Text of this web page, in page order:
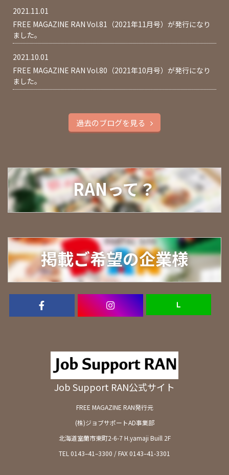
2021.11.01
FREE MAGAZINE RAN Vol.81（2021年11月号）が発行になり
ました。
2021.10.01
FREE MAGAZINE RAN Vol.80（2021年10月号）が発行になり
ました。
過去のブログを見る
RANって？
掲載ご希望の企業様
Ｌ
Job Support RAN公式サイト
FREE MAGAZINE RAN発行元
(株)ジョブサポートAD事業部
北海道室蘭市東町2-6-7 H.yamaji Buill 2F
TEL 0143–41–3300 / FAX 0143–41-3301